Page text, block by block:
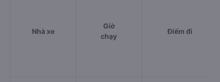
Nhà xe
Giờ
chạy
Điểm đi